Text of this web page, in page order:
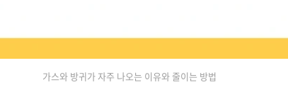
가스와 방귀가 자주 나오는 이유와 줄이는 방법